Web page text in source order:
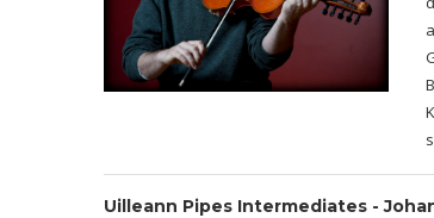
Uilleann Pipes Intermediates -